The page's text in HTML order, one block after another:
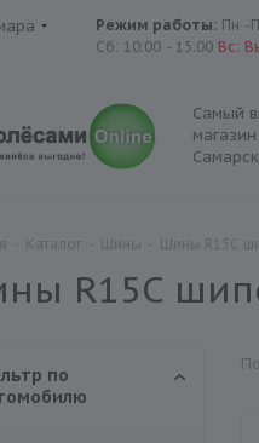
Режим работы: Пн -
Сб: 10:00 - 15:00 Вс:
Самый
R15C
по